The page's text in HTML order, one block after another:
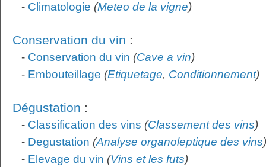
- Climatologie (Meteo de la vigne)
Conservation du vin :
- Conservation du vin (Cave a vin)
- Embouteillage (Etiquetage, Conditionnement)
Dégustation :
- Classification des vins (Classement des vins)
- Degustation (Analyse organoleptique des vins)
- Elevage du vin (Vins et les futs)